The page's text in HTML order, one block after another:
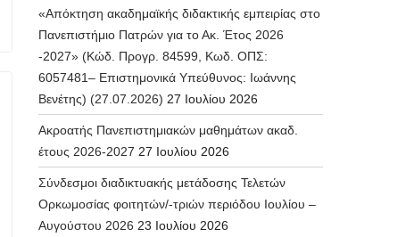
«Απόκτηση ακαδημαϊκής διδακτικής εμπειρίας στο
Πανεπιστήμιο Πατρών για το Ακ. Έτος 2026
-2027» (Κώδ. Προγρ. 84599, Κωδ. ΟΠΣ:
6057481– Επιστημονικά Υπεύθυνος: Ιωάννης
Βενέτης) (27.07.2026) 27 Ιουλίου 2026
Ακροατής Πανεπιστημιακών μαθημάτων ακαδ.
έτους 2026-2027 27 Ιουλίου 2026
Σύνδεσμοι διαδικτυακής μετάδοσης Τελετών
Ορκωμοσίας φοιτητών/-τριών περιόδου Ιουλίου –
Αυγούστου 2026 23 Ιουλίου 2026